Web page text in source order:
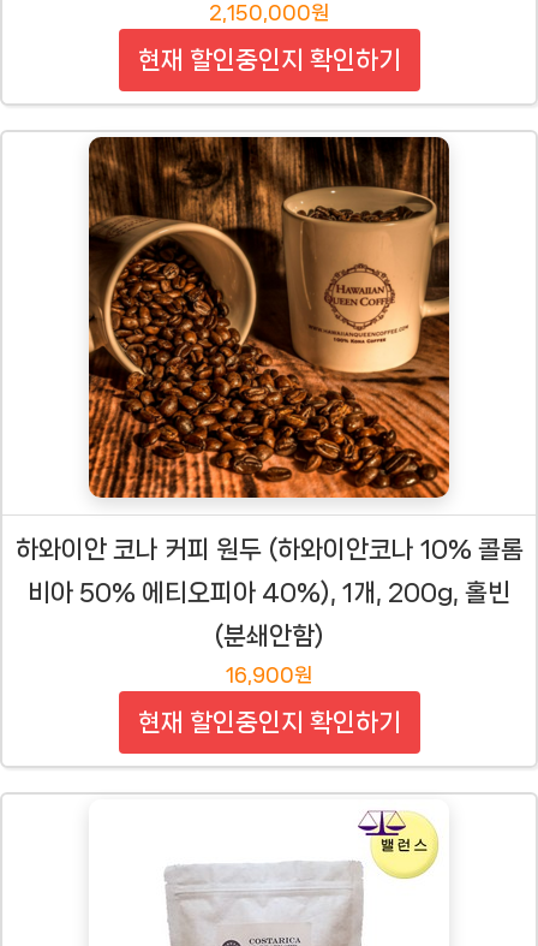
2,150,000원
현재 할인중인지 확인하기
하와이안 코나 커피 원두 (하와이안코나 10% 콜롬
비아 50% 에티오피아 40%), 1개, 200g, 홀빈
(분쇄안함)
16,900원
현재 할인중인지 확인하기